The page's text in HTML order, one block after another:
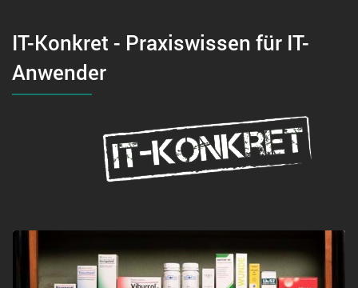
IT-Konkret - Praxiswissen für IT-
Anwender